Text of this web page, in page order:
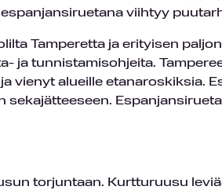
viihtyy
Tamperetta ja erityisen
ja tunnistamisohjeita.
vienyt alueille etanaroskiksia.
sekajätteeseen.
torjuntaan. Kurtturuusu